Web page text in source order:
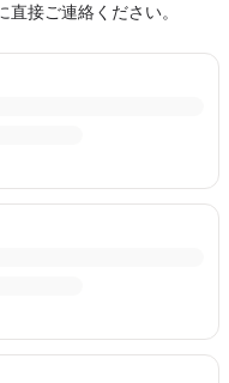
接ご連絡ください。